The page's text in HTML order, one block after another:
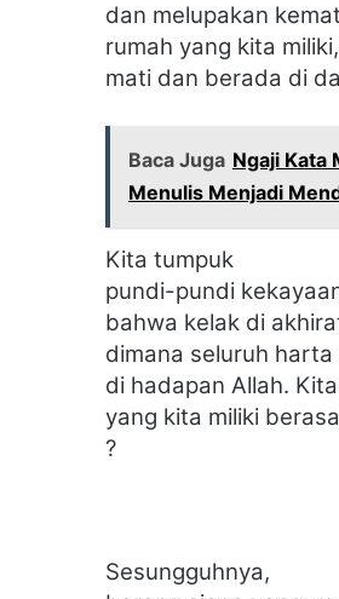
dan melupakan
rumah yang kita
mati dan berada di
Baca Juga Ngaji Kata
Menulis Menjadi
Kita tumpuk
pundi-pundi
bahwa kelak di
dimana seluruh
di hadapan Allah.
yang kita miliki
?
Sesungguhnya,